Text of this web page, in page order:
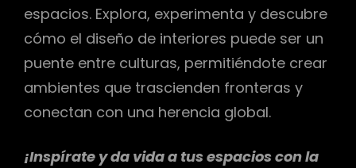
espacios. Explora, experimenta y descubre
cómo el diseño de interiores puede ser un
puente entre culturas, permitiéndote crear
ambientes que trascienden fronteras y
conectan con una herencia global.
¡Inspírate y da vida a tus espacios con la